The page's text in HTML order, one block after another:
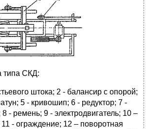
типа СКД:
штока; 2 ‑ балансир с опорой;
5 ‑ кривошип; 6 ‑ редуктор; 7 ‑
‑ ремень; 9 ‑ электродвигатель; 10 –
‑ ограждение; 12 – поворотная